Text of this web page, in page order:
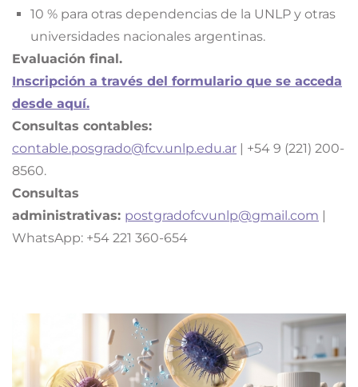
10 % para otras dependencias de la UNLP y otras
universidades nacionales argentinas.
Evaluación final.
Inscripción a través del formulario que se acceda
desde aquí.
Consultas contables:
contable.posgrado@fcv.unlp.edu.ar | +54 9 (221) 200-
8560.
Consultas
administrativas: postgradofcvunlp@gmail.com |
WhatsApp: +54 221 360-654